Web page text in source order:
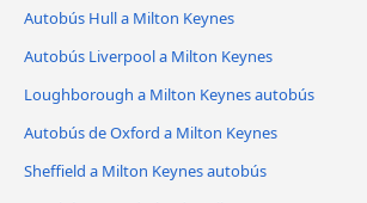
Autobús Hull a Milton Keynes
Autobús Liverpool a Milton Keynes
Loughborough a Milton Keynes autobús
Autobús de Oxford a Milton Keynes
Sheffield a Milton Keynes autobús